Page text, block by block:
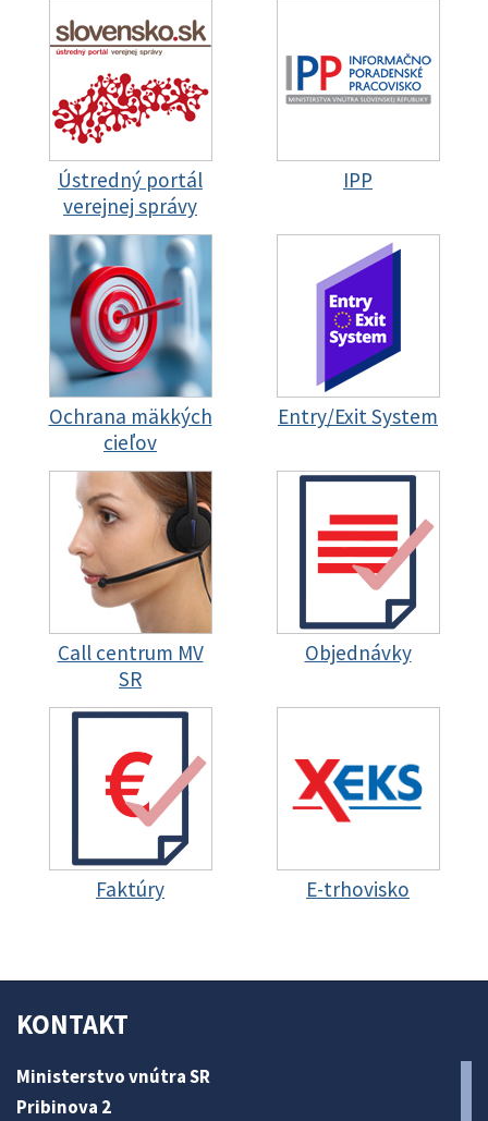
Ústredný portál
verejnej správy
IPP
Ochrana mäkkých
cieľov
Entry/Exit System
Call centrum MV
SR
Objednávky
Faktúry E-trhovisko
KONTAKT
Ministerstvo vnútra SR
Pribinova 2